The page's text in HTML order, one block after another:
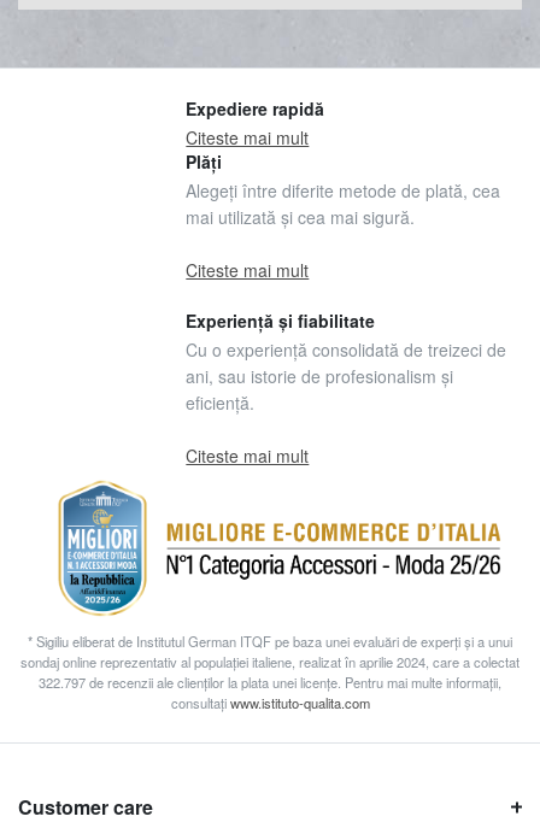
Expediere rapidă
Citeste mai mult
Plăți
Alegeți între diferite metode de plată, cea
mai utilizată și cea mai sigură.
Citeste mai mult
Experiență și fiabilitate
Cu o experiență consolidată de treizeci de
ani, sau istorie de profesionalism și
eficiență.
Citeste mai mult
* Sigiliu eliberat de Institutul German ITQF pe baza unei evaluări de experți și a unui
sondaj online reprezentativ al populației italiene, realizat în aprilie 2024, care a colectat
322.797 de recenzii ale clienților la plata unei licențe. Pentru mai multe informații,
consultațiwww.istituto-qualita.com
Customer care